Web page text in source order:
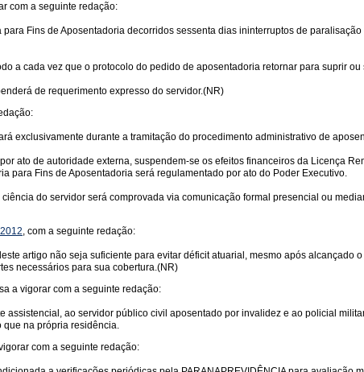
com a seguinte redação:
Fins de Aposentadoria decorridos sessenta dias ininterruptos de
a cada vez que o protocolo do pedido de aposentadoria retornar para suprir
de requerimento expresso do servidor.(NR)
exclusivamente durante a tramitação do procedimento administrativo de
ato de autoridade externa, suspendem-se os efeitos financeiros da Licença
para Fins de Aposentadoria será regulamentado por ato do Poder Executivo.
do servidor será comprovada via comunicação formal presencial ou
, com a seguinte redação:
artigo não seja suficiente para evitar déficit atuarial, mesmo após alcançado
necessários para sua cobertura.(NR)
a vigorar com a seguinte redação:
assistencial, ao servidor público civil aposentado por invalidez e ao policial
que na própria residência.
com a seguinte redação: